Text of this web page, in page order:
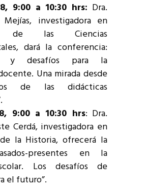
9:00 a 10:30 hrs: Dra.
investigadora en
de las Ciencias
dará la conferencia:
y desafíos para la
Una mirada desde
de las didácticas
9:00 a 10:30 hrs: Dra.
Cerdá, investigadora en
la Historia, ofrecerá la
presentes en la
Los desafíos de
el futuro”.